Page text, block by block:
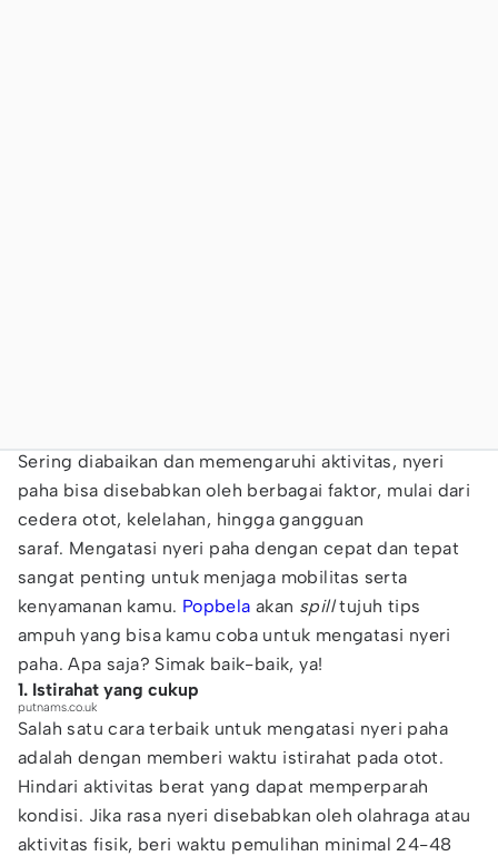
Sering diabaikan dan memengaruhi aktivitas, nyeri
paha bisa disebabkan oleh berbagai faktor, mulai dari
cedera otot, kelelahan, hingga gangguan
saraf. Mengatasi nyeri paha dengan cepat dan tepat
sangat penting untuk menjaga mobilitas serta
kenyamanan kamu. Popbela akan spilltujuh tips
ampuh yang bisa kamu coba untuk mengatasi nyeri
paha. Apa saja? Simak baik-baik, ya!
1. Istirahat yang cukup
putnams.co.uk
Salah satu cara terbaik untuk mengatasi nyeri paha
adalah dengan memberi waktu istirahat pada otot.
Hindari aktivitas berat yang dapat memperparah
kondisi. Jika rasa nyeri disebabkan oleh olahraga atau
aktivitas fisik, beri waktu pemulihan minimal 24-48